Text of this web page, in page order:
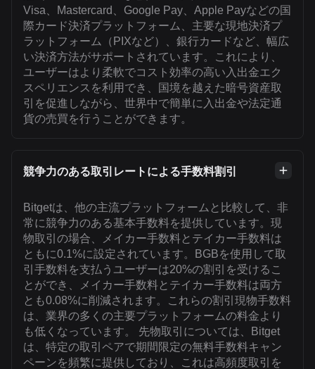
Visa、Mastercard、Google Pay、Apple Payなどの国
際カード決済プラットフォーム、主要な現地決済プ
ラットフォーム（PIXなど）、銀行カードなど、幅広
い決済方法がサポートされています。これにより、
ユーザーはより柔軟でコスト効率の高い入出金エク
スペリエンスを利用でき、国境を越えた暗号資産取
引を促進しながら、世界中で簡単に入出金や法定通
貨の売買を行うことができます。
競争力のある取引レートによる手数料割引
Bitgetは、他の主流プラットフォームと比較して、非
常に競争力のある基本手数料を提供しています。現
物取引の場合、メイカー手数料とテイカー手数料は
ともに0.1%に設定されています。BGBを使用して取
引手数料を支払うユーザーは20%の割引を受けるこ
とができ、メイカー手数料とテイカー手数料は両方
とも0.08%に削減されます。これらの割引現物手数料
は、業界の多くの主要プラットフォームの料金より
も低くなっています。 先物取引については、Bitget
は、特定の取引ペアで期間限定の無料手数料キャン
ペーンを頻繁に提供しており、これは高頻度取引を